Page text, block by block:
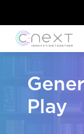
Play